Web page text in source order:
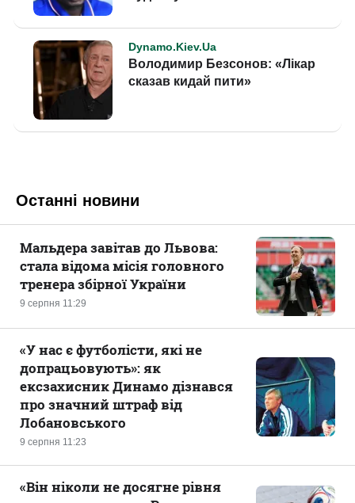
Останні новини
9 серпня 11:29
Мальдера завітав до Львова:
стала відома місія головного
тренера збірної України
9 серпня 11:23
«У нас є футболісти, які не
допрацьовують»: як
ексзахисник Динамо дізнався
про значний штраф від
Лобановського
«Він ніколи не досягне рівня